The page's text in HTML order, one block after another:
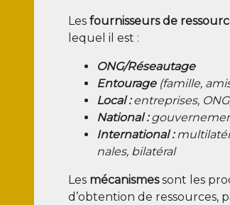
Les four­nis­seurs de
lequel il est :
ONG/Réseautage
Entou­rage(famille,
Local :entre­prises,
Natio­nal :
Inter­na­tio­nal :
nales, bilatéral
Les méca­nismessont les
d’obtention de res­sources,